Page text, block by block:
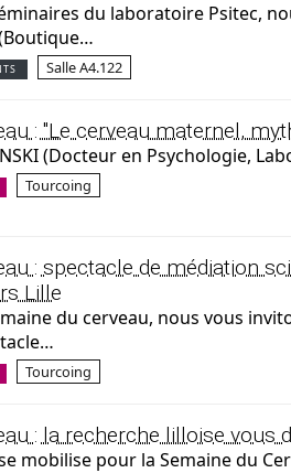
du laboratoire Psitec,
Salle A4.122
: "Le cerveau maternel,
(Docteur en Psychologie,
Tourcoing
: spectacle de médiation
Lille
du cerveau, nous vous
Tourcoing
: la recherche lilloise vous
mobilise pour la Semaine du